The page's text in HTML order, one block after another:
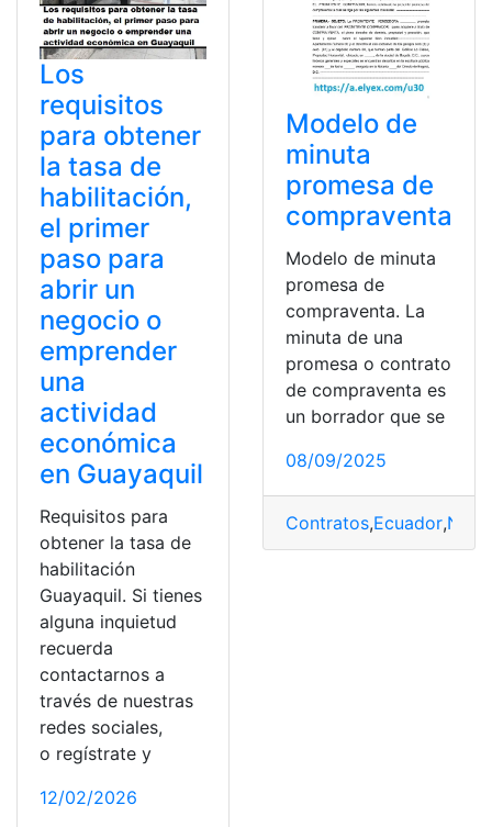
Los
requisitos
para obtener
la tasa de
habilitación,
el primer
paso para
abrir un
negocio o
emprender
una
actividad
económica
en Guayaquil
Requisitos para
obtener la tasa de
habilitación
Guayaquil. Si tienes
alguna inquietud
recuerda
contactarnos a
través de nuestras
redes sociales,
o regístrate y
12/02/2026
Modelo de
minuta
promesa de
compraventa
Modelo de minuta
promesa de
compraventa. La
minuta de una
promesa o contrato
de compraventa es
un borrador que se
08/09/2025
Contratos,Ecuador,